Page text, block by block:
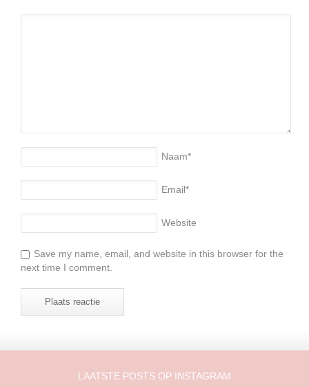
Naam*
Email*
Website
Save my name, email, and website in this browser for the
next time I comment.
LAATSTE POSTS OP INSTAGRAM